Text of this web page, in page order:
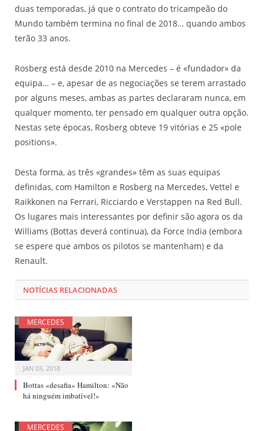
duas temporadas, já que o contrato do tricampeão do
Mundo também termina no final de 2018… quando ambos
terão 33 anos.
Rosberg está desde 2010 na Mercedes – é «fundador» da
equipa… – e, apesar de as negociações se terem arrastado
por alguns meses, ambas as partes declararam nunca, em
qualquer momento, ter pensado em qualquer outra opção.
Nestas sete épocas, Rosberg obteve 19 vitórias e 25 «pole
positions».
Desta forma, as três «grandes» têm as suas equipas
definidas, com Hamilton e Rosberg na Mercedes, Vettel e
Raikkonen na Ferrari, Ricciardo e Verstappen na Red Bull.
Os lugares mais interessantes por definir são agora os da
Williams (Bottas deverá continua), da Force India (embora
se espere que ambos os pilotos se mantenham) e da
Renault.
NOTÍCIAS RELACIONADAS
MERCEDES
JAN 03, 2018
Bottas «desafia» Hamilton: «Não
há ninguém imbatível!»
MERCEDES